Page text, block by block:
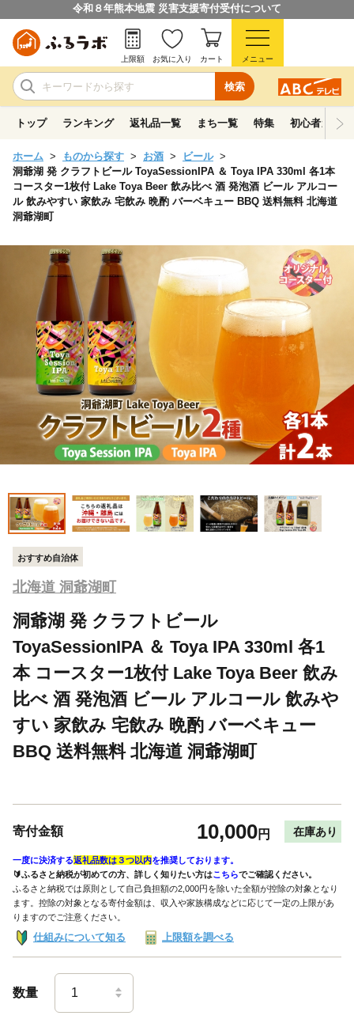
令和８年熊本地震 災害支援寄付受付について
検索
上限額 お気に入り カート メニュー
トップ ランキング 返礼品一覧 まち一覧 特集 初心者ガイド
ホーム ものから探す お酒
ビール
洞爺湖 発 クラフトビール ToyaSessionIPA ＆ Toya IPA 330ml 各1本
コースター1枚付 Lake Toya Beer 飲み比べ 酒 発泡酒 ビール アルコー
ル 飲みやすい 家飲み 宅飲み 晩酌 バーベキュー BBQ 送料無料 北海道
洞爺湖町
おすすめ自治体
北海道 洞爺湖町
洞爺湖 発 クラフトビール
ToyaSessionIPA ＆ Toya IPA 330ml 各1
本 コースター1枚付 Lake Toya Beer 飲み
比べ 酒 発泡酒 ビール アルコール 飲みや
すい 家飲み 宅飲み 晩酌 バーベキュー
BBQ 送料無料 北海道 洞爺湖町
寄付金額 10,000円 在庫あり
一度に決済する返礼品数は３つ以内を推奨しております。
🔰ふるさと納税が初めての方、詳しく知りたい方はこちらでご確認ください。
ふるさと納税では原則として自己負担額の2,000円を除いた全額が控除の対象となり
ます。控除の対象となる寄付金額は、収入や家族構成などに応じて一定の上限があ
りますのでご注意ください。
仕組みについて知る 上限額を調べる
数量